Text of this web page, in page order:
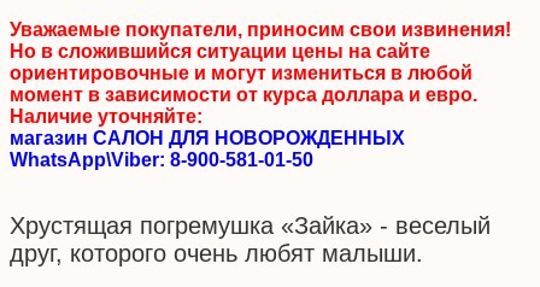
Уважаемые покупатели, приносим свои извинения!
Но в сложившийся ситуации цены на сайте
ориентировочные и могут измениться в любой
момент в зависимости от курса доллара и евро.
Наличие уточняйте:
магазин САЛОН ДЛЯ НОВОРОЖДЕННЫХ
WhatsApp\Viber: 8-900-581-01-50
Хрустящая погремушка «Зайка» - веселый
друг, которого очень любят малыши.